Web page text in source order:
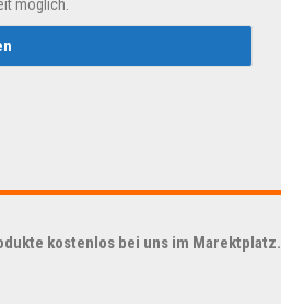
möglich.
kostenlos bei uns im Marektplatz.